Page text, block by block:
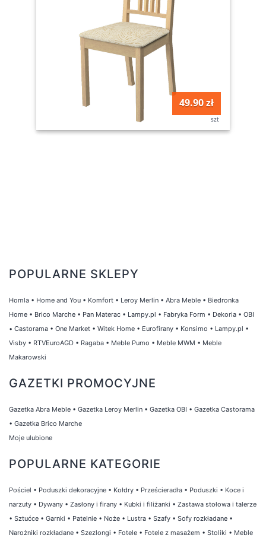
49.90 zł
szt
POPULARNE SKLEPY
Homla • Home and You • Komfort • Leroy Merlin • Abra Meble • Biedronka
Home • Brico Marche • Pan Materac • Lampy.pl • Fabryka Form • Dekoria • OBI
• Castorama • One Market • Witek Home • Eurofirany • Konsimo • Lampy.pl •
Visby • RTVEuroAGD • Ragaba • Meble Pumo • Meble MWM • Meble
Makarowski
GAZETKI PROMOCYJNE
Gazetka Abra Meble • Gazetka Leroy Merlin • Gazetka OBI • Gazetka Castorama
• Gazetka Brico Marche
Moje ulubione
POPULARNE KATEGORIE
Pościel • Poduszki dekoracyjne • Kołdry • Prześcieradła • Poduszki • Koce i
narzuty • Dywany • Zasłony i firany • Kubki i filiżanki • Zastawa stołowa i talerze
• Sztućce • Garnki • Patelnie • Noże • Lustra • Szafy • Sofy rozkładane •
Narożniki rozkładane • Szezlongi • Fotele • Fotele z masażem • Stoliki • Meble